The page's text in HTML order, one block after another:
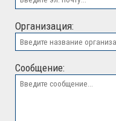
Организация:
Сообщение: